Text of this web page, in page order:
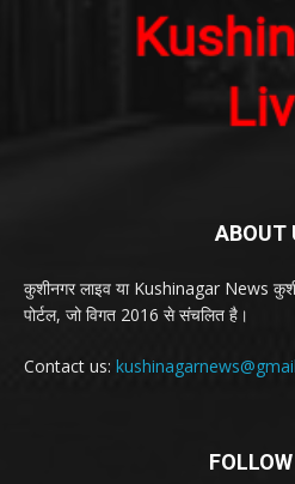
ABOUT
कुशीनगर लाइव या Kushinagar News
पोर्टल, जो विगत 2016 से संचलित है।
Contact us: